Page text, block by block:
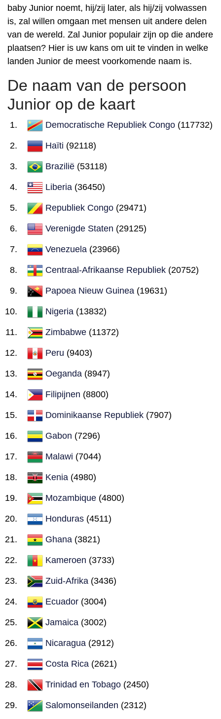
baby Junior noemt, hij/zij later, als hij/zij volwassen
is, zal willen omgaan met mensen uit andere delen
van de wereld. Zal Junior populair zijn op die andere
plaatsen? Hier is uw kans om uit te vinden in welke
landen Junior de meest voorkomende naam is.
De naam van de persoon
Junior op de kaart
Democratische Republiek Congo (117732)
Haïti (92118)
Brazilië (53118)
Liberia (36450)
Republiek Congo (29471)
Verenigde Staten (29125)
Venezuela (23966)
Centraal-Afrikaanse Republiek (20752)
Papoea Nieuw Guinea (19631)
Nigeria (13832)
Zimbabwe (11372)
Peru (9403)
Oeganda (8947)
Filipijnen (8800)
Dominikaanse Republiek (7907)
Gabon (7296)
Malawi (7044)
Kenia (4980)
Mozambique (4800)
Honduras (4511)
Ghana (3821)
Kameroen (3733)
Zuid-Afrika (3436)
Ecuador (3004)
Jamaica (3002)
Nicaragua (2912)
Costa Rica (2621)
Trinidad en Tobago (2450)
Salomonseilanden (2312)